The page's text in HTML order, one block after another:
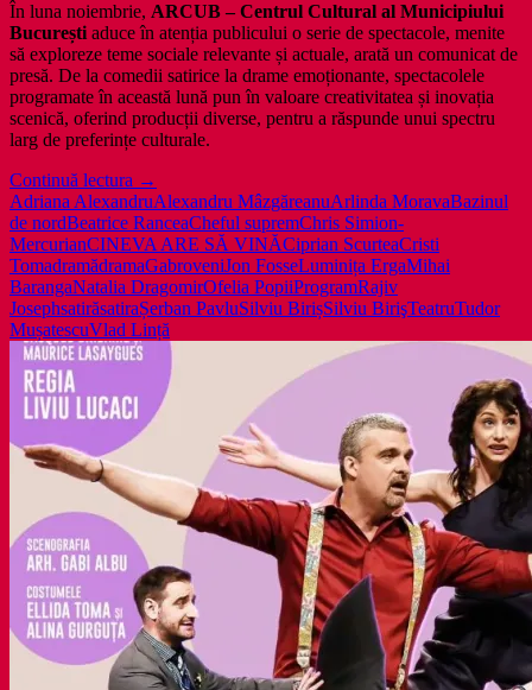
În luna noiembrie, ARCUB – Centrul Cultural al Municipiului
București aduce în atenția publicului o serie de spectacole, menite
să exploreze teme sociale relevante și actuale, arată un comunicat de
presă. De la comedii satirice la drame emoționante, spectacolele
programate în această lună pun în valoare creativitatea și inovația
scenică, oferind producții diverse, pentru a răspunde unui spectru
larg de preferințe culturale.
Continuă lectura Teatru
la
ARCUB
în
noiembrie:
satiră
și
teme
contemporane
→
Adriana AlexandruAlexandru MâzgăreanuArlinda MoravaBazinul
de nordBeatrice RanceaCheful supremChris Simion-
MercurianCINEVA ARE SĂ VINĂCiprian ScurteaCristi
TomadramădramaGabroveniJon FosseLuminița ErgaMihai
BarangaNatalia DragomirOfelia PopiiProgramRajiv
JosephsatirăsatiraȘerban PavluSilviu BirișSilviu BirişTeatruTudor
MușatescuVlad Lință